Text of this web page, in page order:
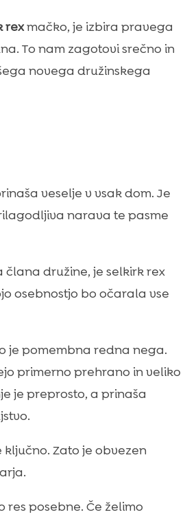
rexmačko, je izbira pravega
To nam zagotovi srečno in
novega družinskega
veselje v vsak dom. Je
narava te pasme
člana družine, je selkirk rex
osebnostjo bo očarala vse
je pomembna redna nega.
primerno prehrano in veliko
je preprosto, a prinaša
Zato je obvezen
res posebne. Če želimo